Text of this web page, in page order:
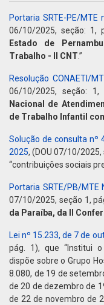
Portaria SRTE-PE/
06/10/2025, seção: 1,
Estado de
Trabalho - II CNT.”
Resolução CONAETI/
06/10/2025, seção: 1,
Nacional de
de Trabalho Infantil
Solução de consulta nº
2025, (DOU 07/10/
“contribuições sociais
Portaria SRTE/PB/
07/10/2025, seção 1,
da Paraíba, da II
Lei nº 15.233, de 7 de
pág. 1), que “Institui o
dispõe sobre o Grupo
8.080, de 19 de
de 20 de dezembro de
de 22 de novembro de